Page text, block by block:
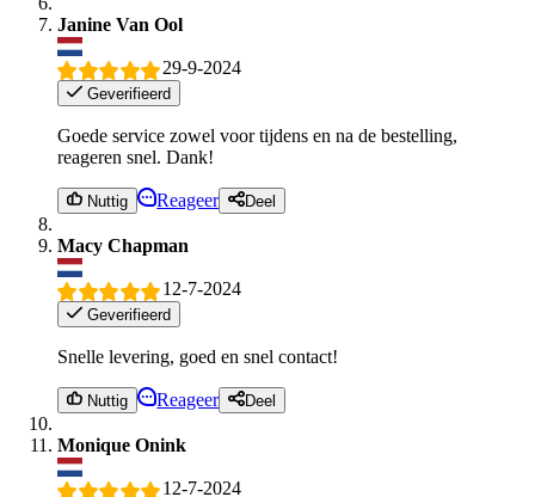
Janine Van Ool
29-9-2024
Geverifieerd
Goede service zowel voor tijdens en na de bestelling,
reageren snel. Dank!
Nuttig Reageer Deel
Macy Chapman
12-7-2024
Geverifieerd
Snelle levering, goed en snel contact!
Nuttig Reageer Deel
Monique Onink
12-7-2024